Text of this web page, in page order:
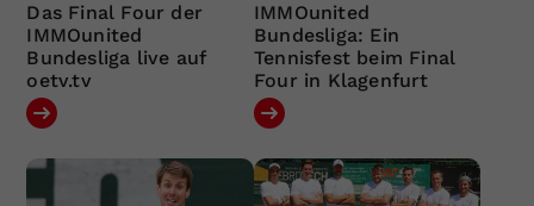
Das Final Four der
IMMOunited
Bundesliga live auf
oetv.tv
IMMOunited
Bundesliga: Ein
Tennisfest beim Final
Four in Klagenfurt